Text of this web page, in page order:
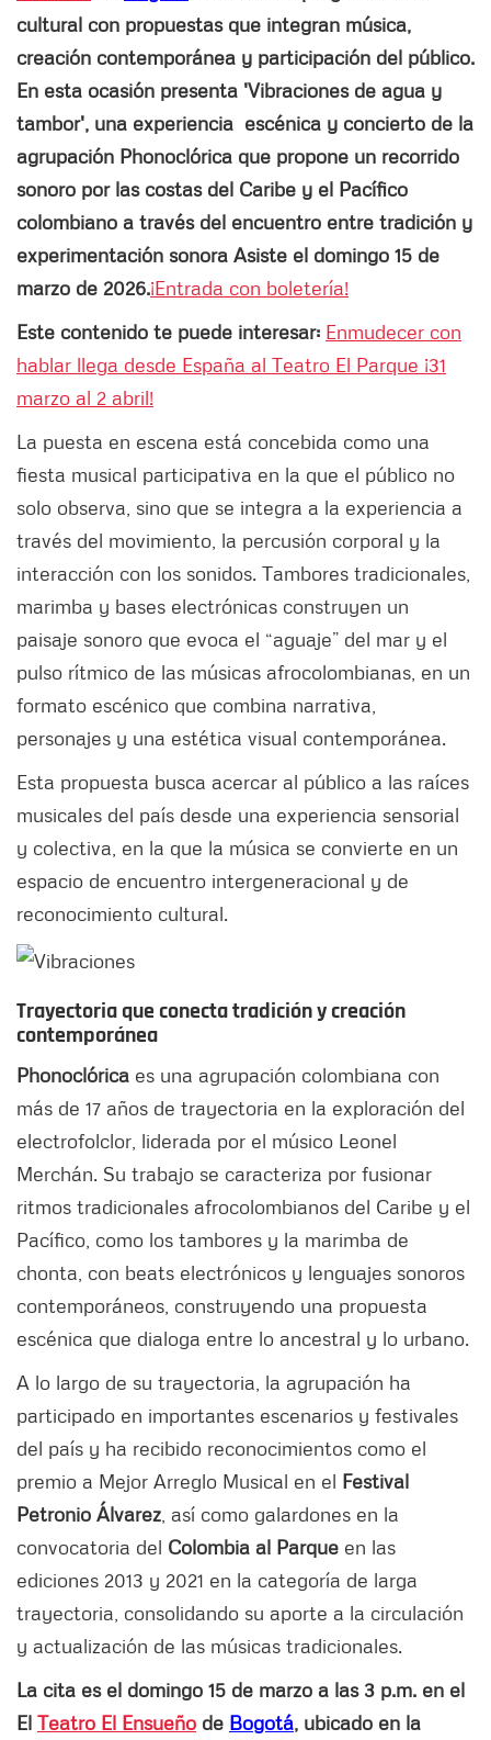
cultural con propuestas que integran música,
creación contemporánea y participación del público.
En esta ocasión presenta 'Vibraciones de agua y
tambor', una experiencia escénica y concierto de la
agrupación Phonoclórica que propone un recorrido
sonoro por las costas del Caribe y el Pacífico
colombiano a través del encuentro entre tradición y
experimentación sonora Asiste el domingo 15 de
marzo de 2026.¡Entrada con boletería!
Este contenido te puede interesar: Enmudecer con
hablar llega desde España al Teatro El Parque ¡31
marzo al 2 abril!
La puesta en escena está concebida como una
fiesta musical participativa en la que el público no
solo observa, sino que se integra a la experiencia a
través del movimiento, la percusión corporal y la
interacción con los sonidos. Tambores tradicionales,
marimba y bases electrónicas construyen un
paisaje sonoro que evoca el “aguaje” del mar y el
pulso rítmico de las músicas afrocolombianas, en un
formato escénico que combina narrativa,
personajes y una estética visual contemporánea.
Esta propuesta busca acercar al público a las raíces
musicales del país desde una experiencia sensorial
y colectiva, en la que la música se convierte en un
espacio de encuentro intergeneracional y de
reconocimiento cultural.
Trayectoria que conecta tradición y creación
contemporánea
Phonoclórica es una agrupación colombiana con
más de 17 años de trayectoria en la exploración del
electrofolclor, liderada por el músico Leonel
Merchán. Su trabajo se caracteriza por fusionar
ritmos tradicionales afrocolombianos del Caribe y el
Pacífico, como los tambores y la marimba de
chonta, con beats electrónicos y lenguajes sonoros
contemporáneos, construyendo una propuesta
escénica que dialoga entre lo ancestral y lo urbano.
A lo largo de su trayectoria, la agrupación ha
participado en importantes escenarios y festivales
del país y ha recibido reconocimientos como el
premio a Mejor Arreglo Musical en el Festival
Petronio Álvarez , así como galardones en la
convocatoria del Colombia al Parque en las
ediciones 2013 y 2021 en la categoría de larga
trayectoria, consolidando su aporte a la circulación
y actualización de las músicas tradicionales.
La cita es el domingo 15 de marzo a las 3 p.m. en el
El Teatro El Ensueño de Bogotá, ubicado en la